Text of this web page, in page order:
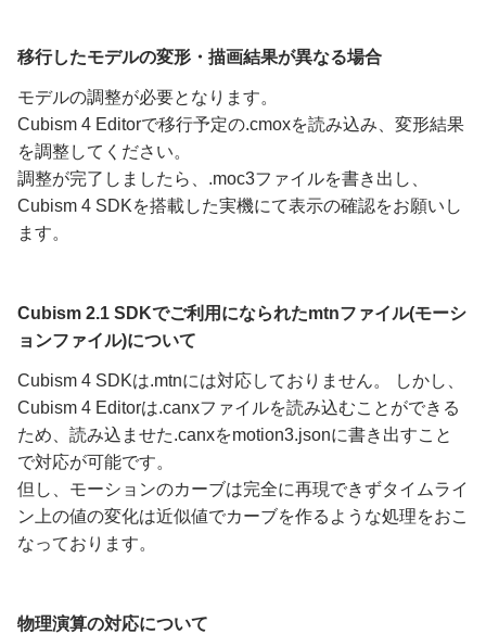
移行したモデルの変形・描画結果が異なる場合
モデルの調整が必要となります。
Cubism 4 Editorで移行予定の.cmoxを読み込み、変形結果
を調整してください。
調整が完了しましたら、.moc3ファイルを書き出し、
Cubism 4 SDKを搭載した実機にて表示の確認をお願いし
ます。
Cubism 2.1 SDKでご利用になられたmtnファイル(モーシ
ョンファイル)について
Cubism 4 SDKは.mtnには対応しておりません。 しかし、
Cubism 4 Editorは.canxファイルを読み込むことができる
ため、読み込ませた.canxをmotion3.jsonに書き出すこと
で対応が可能です。
但し、モーションのカーブは完全に再現できずタイムライ
ン上の値の変化は近似値でカーブを作るような処理をおこ
なっております。
物理演算の対応について